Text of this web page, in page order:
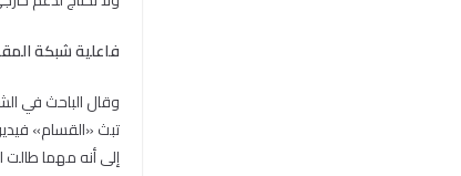
فاعلية شبكة
وقال الباحث في
تبث «القسام»
إلى أنه مهما طالت